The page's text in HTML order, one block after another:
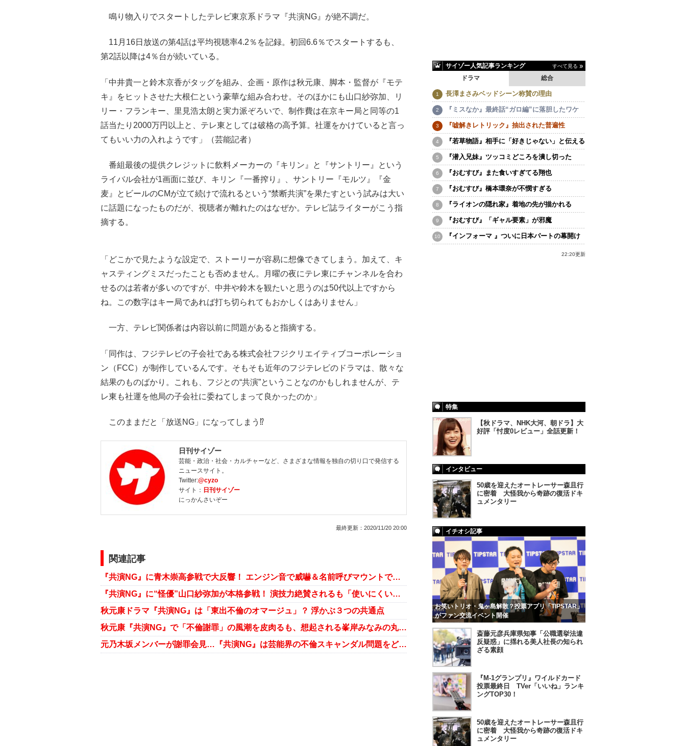
鳴り物入りでスタートしたテレビ東京系ドラマ『共演NG』が絶不調だ。
11月16日放送の第4話は平均視聴率4.2％を記録。初回6.6％でスタートするも、
第2話以降は4％台が続いている。
「中井貴一と鈴木京香がタッグを組み、企画・原作は秋元康、脚本・監督が『モテ
キ』をヒットさせた大根仁という豪華な組み合わせ。そのほかにも山口紗弥加、リ
リー・フランキー、里見浩太朗と実力派ぞろいで、制作費は在京キー局と同等の1
話当たり2000万円以上と、テレ東としては破格の高予算。社運をかけていると言っ
てもいい力の入れようです」（芸能記者）
番組最後の提供クレジットに飲料メーカーの『キリン』と『サントリー』という
ライバル会社が1画面に並び、キリン『一番搾り』、サントリー『モルツ』『金
麦』とビールのCMが立て続けで流れるという“禁断共演”を果たすという試みは大い
に話題になったものだが、視聴者が離れたのはなぜか。テレビ誌ライターがこう指
摘する。
「どこかで見たような設定で、ストーリーが容易に想像できてしまう。加えて、キ
ャスティングミスだったことも否めません。月曜の夜にテレ東にチャンネルを合わ
せるのは若者が多いのですが、中井や鈴木を観たいと思うのは50代以上ですから
ね。この数字はキー局であれば打ち切られてもおかしくはありません」
一方、テレビ関係者は内容以前に問題があると指摘する。
「同作は、フジテレビの子会社である株式会社フジクリエイティブコーポレーショ
ン（FCC）が制作しているんです。そもそも近年のフジテレビのドラマは、散々な
結果のものばかり。これも、フジとの“共演”ということなのかもしれませんが、テ
レ東も社運を他局の子会社に委ねてしまって良かったのか」
このままだと「放送NG」になってしまう⁉
日刊サイゾー
芸能・政治・社会・カルチャーなど、さまざまな情報を独自の切り口で発信する
ニュースサイト。
Twitter:@cyzo
サイト： 日刊サイゾー
にっかんさいぞー
最終更新： 2020/11/20 20:00
関連記事
『共演NG』に青木崇高参戦で大反響！ エンジン音で威嚇＆名前呼びマウントで「田舎のヤンキーかよ」
『共演NG』に“怪優”山口紗弥加が本格参戦！ 演技力絶賛されるも「使いにくい」と言われた過去
秋元康ドラマ『共演NG』は「東出不倫のオマージュ」？ 浮かぶ３つの共通点
秋元康『共演NG』で「不倫謝罪」の風潮を皮肉るも、想起される峯岸みなみの丸刈り謝罪
元乃木坂メンバーが謝罪会見…『共演NG』は芸能界の不倫スキャンダル問題をどう描くか
サイゾー人気記事ランキング すべて見る
ドラマ 総合
長澤まさみベッドシーン称賛の理由
『ミスなか』最終話“ガロ編”に落胆したワケ
『嘘解きレトリック』抽出された普遍性
『若草物語』相手に「好きじゃない」と伝える
『潜入兄妹』ツッコミどころを潰し切った
『おむすび』また食いすぎてる翔也
『おむすび』橋本環奈が不憫すぎる
『ライオンの隠れ家』着地の先が描かれる
『おむすび』「ギャル要素」が邪魔
『インフォーマ 』ついに日本パートの幕開け
22:20更新
特集
【秋ドラマ、NHK大河、朝ドラ】大
好評「忖度0レビュー」全話更新！
インタビュー
50歳を迎えたオートレーサー森且行
に密着 大怪我から奇跡の復活ドキ
ュメンタリー
イチオシ記事
お笑いトリオ・鬼ヶ島解散？投票アプリ「TIPSTAR」
がファン交流イベント開催
斎藤元彦兵庫県知事「公職選挙法違
反疑惑」に揺れる美人社長の知られ
ざる素顔
『M-1グランプリ』ワイルドカード
投票最終日 TVer「いいね」ランキ
ングTOP30！
50歳を迎えたオートレーサー森且行
に密着 大怪我から奇跡の復活ドキ
ュメンタリー